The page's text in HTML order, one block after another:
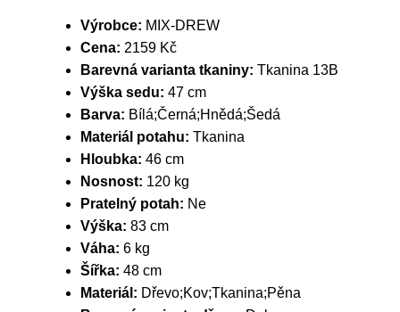
Výrobce: MIX-DREW
Cena: 2159 Kč
Barevná varianta tkaniny: Tkanina 13B
Výška sedu: 47 cm
Barva: Bílá;Černá;Hnědá;Šedá
Materiál potahu: Tkanina
Hloubka: 46 cm
Nosnost: 120 kg
Pratelný potah: Ne
Výška: 83 cm
Váha: 6 kg
Šířka: 48 cm
Materiál: Dřevo;Kov;Tkanina;Pěna